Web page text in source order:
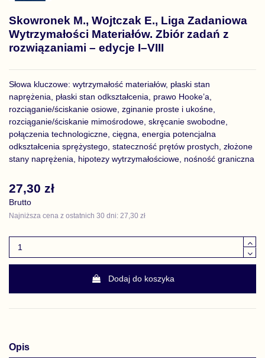
Skowronek M., Wojtczak E., Liga Zadaniowa
Wytrzymałości Materiałów. Zbiór zadań z
rozwiązaniami – edycje I–VIII
Słowa kluczowe: wytrzymałość materiałów, płaski stan
naprężenia, płaski stan odkształcenia, prawo Hooke’a,
rozciąganie/ściskanie osiowe, zginanie proste i ukośne,
rozciąganie/ściskanie mimośrodowe, skręcanie swobodne,
połączenia technologiczne, cięgna, energia potencjalna
odkształcenia sprężystego, stateczność prętów prostych, złożone
stany naprężenia, hipotezy wytrzymałościowe, nośność graniczna
27,30 zł
Brutto
Najniższa cena z ostatnich 30 dni: 27,30 zł
Dodaj do koszyka
Opis